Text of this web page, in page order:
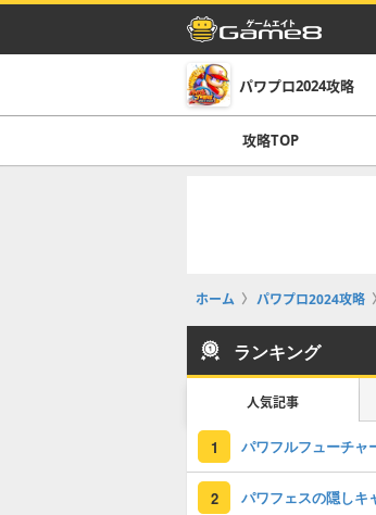
パワプロ2024攻略
攻略TOP
ホーム パワプロ2024攻略
ランキング
人気記事
1 パワフルフューチャ
2 パワフェスの隠しキ